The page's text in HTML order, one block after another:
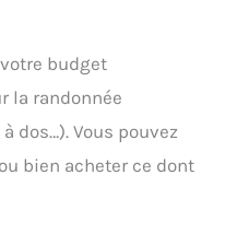
budget
la randonnée
dos…). Vous pouvez
bien acheter ce dont